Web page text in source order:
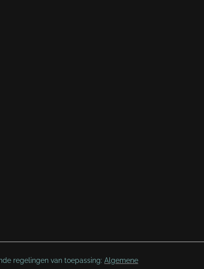
regelingen van toepassing: Algemene